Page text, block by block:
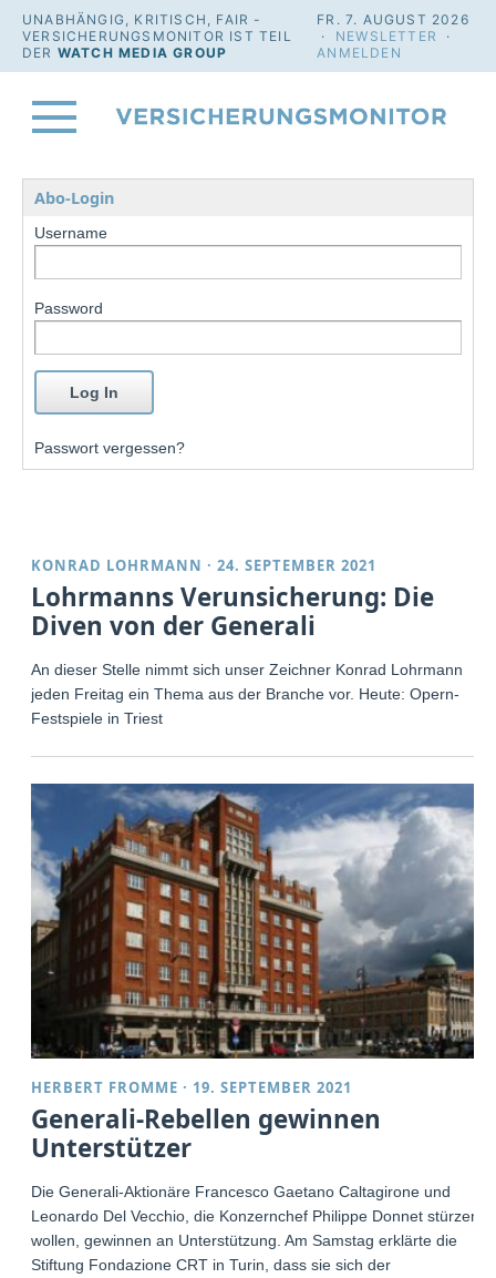
UNABHÄNGIG, KRITISCH, FAIR -
VERSICHERUNGSMONITOR IST TEIL
DER WATCH MEDIA GROUP
FR. 7. AUGUST 2026
· NEWSLETTER
·
ANMELDEN
Abo-Login
Username
Password
Passwort vergessen?
KONRAD LOHRMANN ·24. SEPTEMBER 2021
Lohrmanns Verunsicherung: Die
Diven von der Generali
An dieser Stelle nimmt sich unser Zeichner Konrad Lohrmann
jeden Freitag ein Thema aus der Branche vor. Heute: Opern-
Festspiele in Triest
HERBERT FROMME · 19. SEPTEMBER 2021
Generali-Rebellen gewinnen
Unterstützer
Die Generali-Aktionäre Francesco Gaetano Caltagirone und
Leonardo Del Vecchio, die Konzernchef Philippe Donnet stürzen
wollen, gewinnen an Unterstützung. Am Samstag erklärte die
Stiftung Fondazione CRT in Turin, dass sie sich der